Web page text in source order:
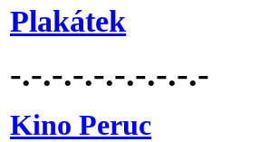
Plakátek
-.-.-.-.-.-.-.-.-.-
Kino Peruc